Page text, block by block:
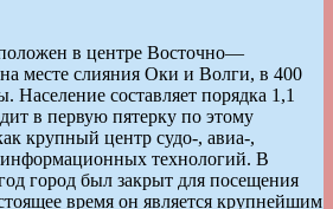
в центре Восточно—
месте слияния Оки и Волги, в 400
Население составляет порядка 1,1
в первую пятерку по этому
крупный центр судо-, авиа-,
информационных технологий. В
город был закрыт для посещения
время он является крупнейшим